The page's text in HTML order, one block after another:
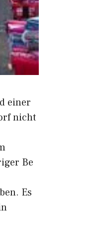
einer
nicht
Be​
Es